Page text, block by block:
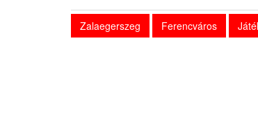
Zalaegerszeg Ferencváros